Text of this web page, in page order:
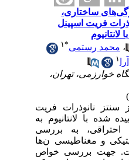
ساختاری،
فریت اسپینل
محمد رستمی ۱
۱
خوارزمی، تهران،
سنتز
نانوذرات فریت
شده با لانتانیوم به
به بررسی
و مغناطیسی ن‌ها
جهت بررسی خواص